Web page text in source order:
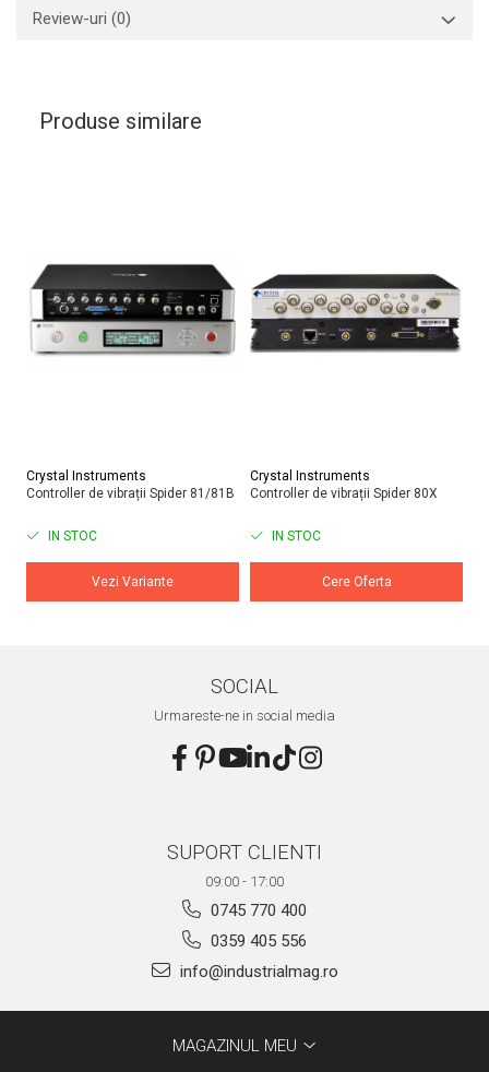
Review-uri (0)
Produse similare
Crystal Instruments
Controller de vibrații Spider 81/81B
IN STOC
Vezi Variante
Crystal Instruments
Controller de vibrații Spider 80X
IN STOC
Cere Oferta
SOCIAL
Urmareste-ne in social media
SUPORT CLIENTI
09:00 - 17:00
0745 770 400
0359 405 556
info@industrialmag.ro
MAGAZINUL MEU